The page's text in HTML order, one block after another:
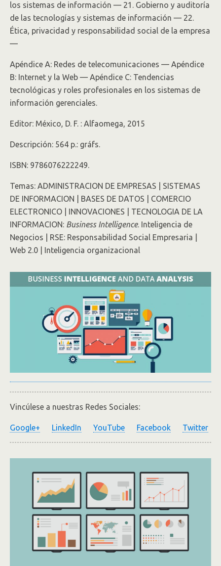
los sistemas de información — 21. Gobierno y auditoría
de las tecnologías y sistemas de información — 22.
Ética, privacidad y responsabilidad social de la empresa
—
Apéndice A: Redes de telecomunicaciones — Apéndice
B: Internet y la Web — Apéndice C: Tendencias
tecnológicas y roles profesionales en los sistemas de
información gerenciales.
Editor: México, D. F. : Alfaomega, 2015
Descripción: 564 p.: gráfs.
ISBN: 9786076222249.
Temas: ADMINISTRACION DE EMPRESAS | SISTEMAS
DE INFORMACION | BASES DE DATOS | COMERCIO
ELECTRONICO | INNOVACIONES | TECNOLOGIA DE LA
INFORMACION: Business Intelligence. Inteligencia de
Negocios | RSE: Responsabilidad Social Empresaria |
Web 2.0 | Inteligencia organizacional
Vincúlese a nuestras Redes Sociales:
Google+ LinkedIn YouTube Facebook Twitter